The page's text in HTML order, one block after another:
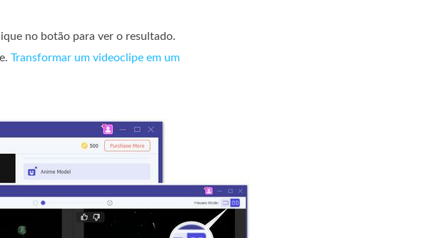
no botão para ver o resultado.
Transformar um videoclipe em um